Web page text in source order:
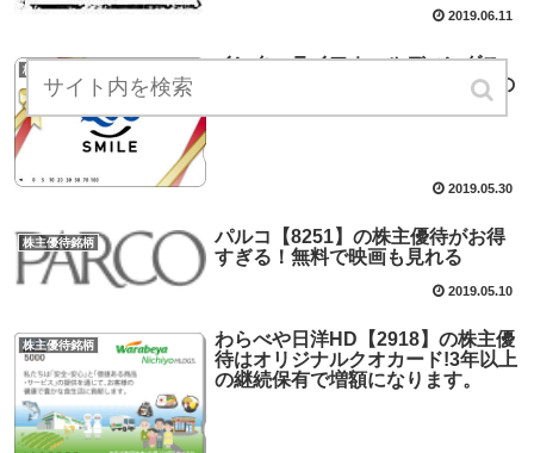
2019.06.11
株主優待銘柄
インターライフホールディングス
【1418】の株主優待は1,000円分の
2019.05.30
株主優待銘柄
パルコ【8251】の株主優待がお得
すぎる！無料で映画も見れる
2019.05.10
株主優待銘柄
わらべや日洋HD【2918】の株主優
待はオリジナルクオカード!3年以上
の継続保有で増額になります。